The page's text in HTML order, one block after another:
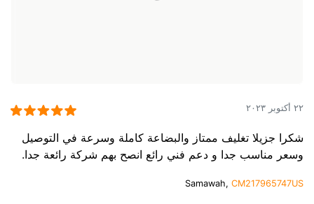
٢٢ أكتوبر ٢٠٢٣
شكرا جزيلا تغليف ممتاز والبضاعة كاملة وسرعة في التوصيل
وسعر مناسب جدا و دعم فني رائع انصح بهم شركة رائعة جدا.
Samawah, CM217965747US